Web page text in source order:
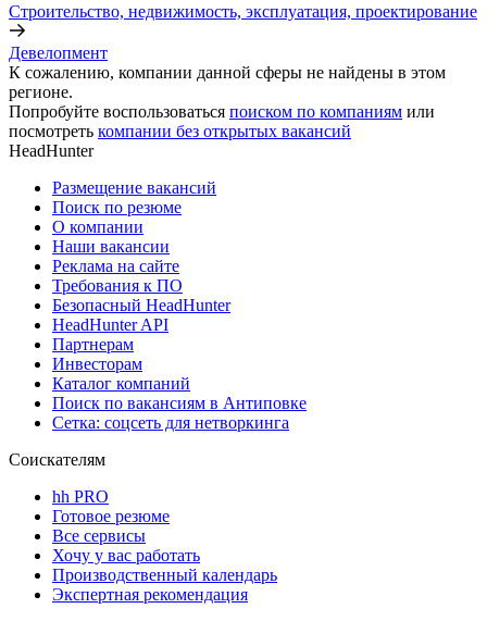
Строительство, недвижимость, эксплуатация, проектирование
Девелопмент
К сожалению, компании данной сферы не найдены в этом
регионе.
Попробуйте воспользоваться поиском по компаниям или
посмотреть компании без открытых вакансий
HeadHunter
Размещение вакансий
Поиск по резюме
О компании
Наши вакансии
Реклама на сайте
Требования к ПО
Безопасный HeadHunter
HeadHunter API
Партнерам
Инвесторам
Каталог компаний
Поиск по вакансиям в Антиповке
Сетка: соцсеть для нетворкинга
Соискателям
hh PRO
Готовое резюме
Все сервисы
Хочу у вас работать
Производственный календарь
Экспертная рекомендация